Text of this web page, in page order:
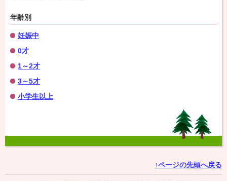
年齢別
妊娠中
0才
1～2才
3～5才
小学生以上
↑ページの先頭へ戻る